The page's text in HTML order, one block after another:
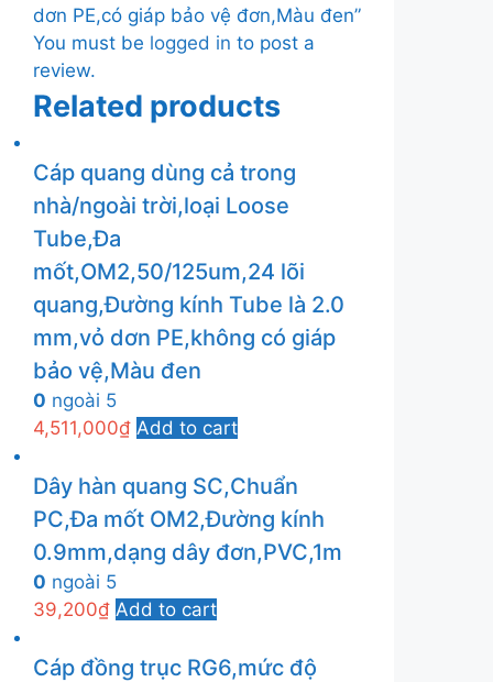
dơn PE,có giáp bảo vệ đơn,Màu đen”
You must be logged in to post a
review.
Related products
Cáp quang dùng cả trong
nhà/ngoài trời,loại Loose
Tube,Đa
mốt,OM2,50/125um,24 lõi
quang,Đường kính Tube là 2.0
mm,vỏ dơn PE,không có giáp
bảo vệ,Màu đen
0 ngoài 5
4,511,000₫ Add to cart
Dây hàn quang SC,Chuẩn
PC,Đa mốt OM2,Đường kính
0.9mm,dạng dây đơn,PVC,1m
0 ngoài 5
39,200₫ Add to cart
Cáp đồng trục RG6,mức độ